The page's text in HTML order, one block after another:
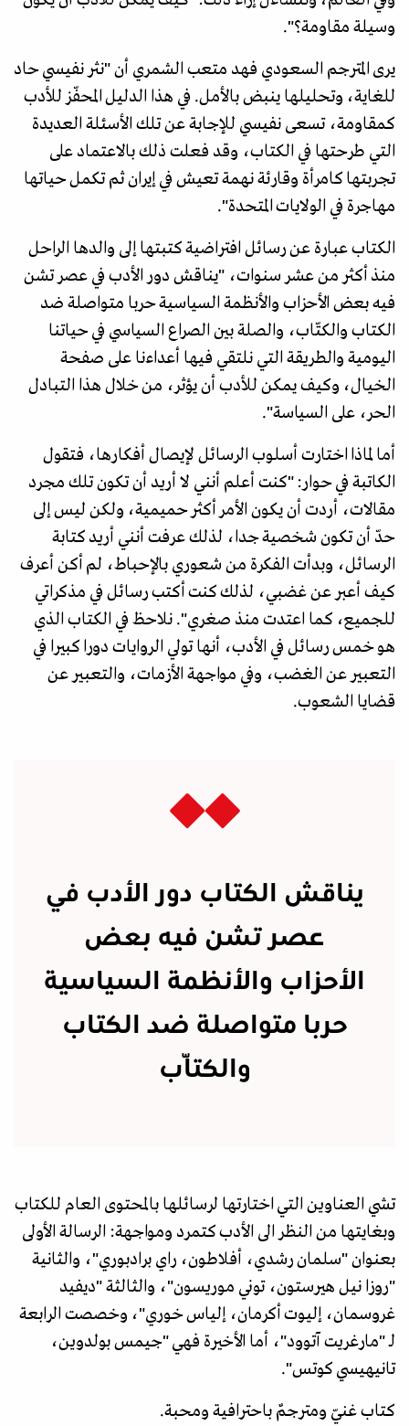
وسيلة مقاومة؟".
يرى المترجم السعودي فهد متعب الشمري أن "نثر نفيسي حاد
للغاية، وتحليلها ينبض بالأمل. في هذا الدليل المحفّز للأدب
كمقاومة، تسعى نفيسي للإجابة عن تلك الأسئلة العديدة
التي طرحتها في الكتاب، وقد فعلت ذلك بالاعتماد على
تجربتها كامرأة وقارئة نهمة تعيش في إيران ثم تكمل حياتها
مهاجرة في الولايات المتحدة".
الكتاب عبارة عن رسائل افتراضية كتبتها إلى والدها الراحل
منذ أكثر من عشر سنوات، "يناقش دور الأدب في عصر تشن
فيه بعض الأحزاب والأنظمة السياسية حربا متواصلة ضد
الكتاب والكتّاب، والصلة بين الصراع السياسي في حياتنا
اليومية والطريقة التي نلتقي فيها أعداءنا على صفحة
الخيال، وكيف يمكن للأدب أن يؤثر، من خلال هذا التبادل
الحر، على السياسة".
أما لماذا اختارت أسلوب الرسائل لإيصال أفكارها، فتقول
الكاتبة في حوار: "كنت أعلم أنني لا أريد أن تكون تلك مجرد
مقالات، أردت أن يكون الأمر أكثر حميمية، ولكن ليس إلى
حدّ أن تكون شخصية جدا، لذلك عرفت أنني أريد كتابة
الرسائل، وبدأت الفكرة من شعوري بالإحباط، لم أكن أعرف
كيف أعبر عن غضبي، لذلك كنت أكتب رسائل في مذكراتي
للجميع، كما اعتدت منذ صغري". نلاحظ في الكتاب الذي
هو خمس رسائل في الأدب، أنها تولي الروايات دورا كبيرا في
التعبير عن الغضب، وفي مواجهة الأزمات، والتعبير عن
قضايا الشعوب.
يناقش الكتاب دور الأدب في
عصر تشن فيه بعض
الأحزاب والأنظمة السياسية
حربا متواصلة ضد الكتاب
والكتّاب
تشي العناوين التي اختارتها لرسائلها بالمحتوى العام للكتاب
وبغايتها من النظر الى الأدب كتمرد ومواجهة: الرسالة الأولى
بعنوان "سلمان رشدي، أفلاطون، راي برادبوري"، والثانية
"روزا نيل هيرستون، توني موريسون"، والثالثة "ديفيد
غروسمان، إليوت أكرمان، إلياس خوري"، وخصصت الرابعة
لـ "مارغريت آتوود"، أما الأخيرة فهي "جيمس بولدوين،
تانيهيسي كوتس".
كتاب غنيّ ومترجمٌ باحترافية ومحبة.